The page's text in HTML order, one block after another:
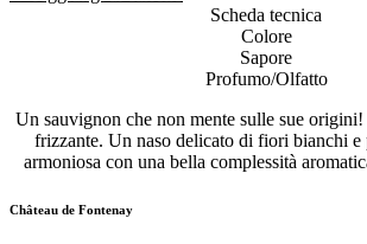
Scheda tecnica
Colore
Sapore
Profumo/Olfatto
Un sauvignon che non mente sulle sue
frizzante. Un naso delicato di fiori bianchi e
armoniosa con una bella complessità
Château de Fontenay